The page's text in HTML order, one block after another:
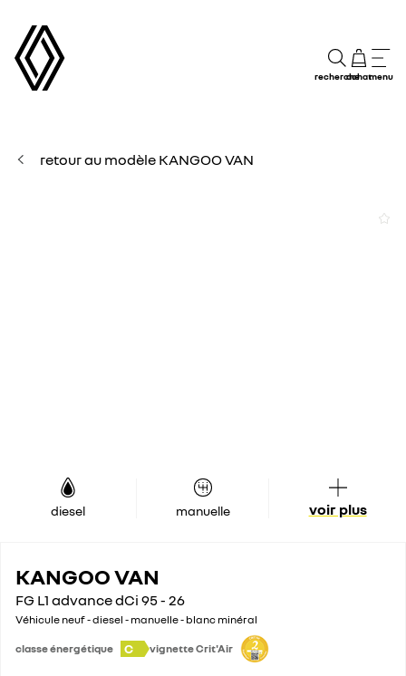
rechercheachatmenu
retour au modèle KANGOO VAN
diesel manuelle voir plus
KANGOO VAN
FG L1 advance dCi 95 - 26
Véhicule neuf - diesel - manuelle - blanc minéral
classe énergétique C vignette Crit'Air